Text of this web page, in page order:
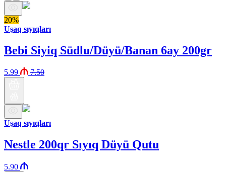
20%
Uşaq sıyıqları
Bebi Siyiq Südlu/Düyü/Banan 6ay 200gr
5.99 7.50
Uşaq sıyıqları
Nestle 200qr Sıyıq Düyü Qutu
5.90